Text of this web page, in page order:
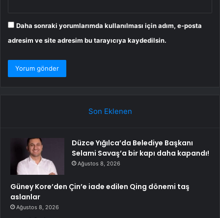
Daha sonraki yorumlarımda kullanılması için adım, e-posta
adresim ve site adresim bu tarayıcıya kaydedilsin.
Son Eklenen
Düzce Yığılca’da Belediye Başkanı
Selami Savaş’a bir kapı daha kapandı!
Ağustos 8, 2026
Güney Kore’den Çin’e iade edilen Qing dönemi taş
aslanlar
Ağustos 8, 2026